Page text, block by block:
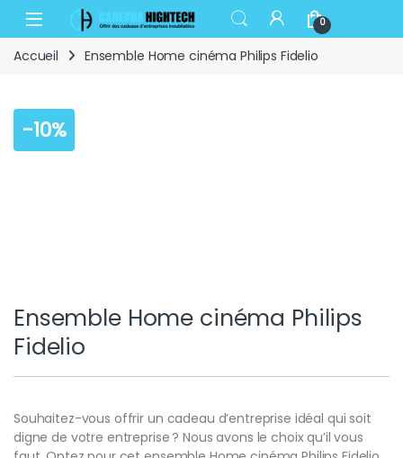
Skip to navigation
Skip to content
Open 0
Accueil Ensemble Home cinéma Philips Fidelio
-10%
Ensemble Home cinéma Philips
Fidelio
Souhaitez-vous offrir un cadeau d’entreprise idéal qui soit
digne de votre entreprise ? Nous avons le choix qu’il vous